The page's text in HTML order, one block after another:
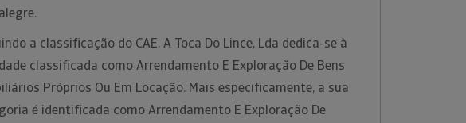
a classificação do CAE, A Toca Do Lince, Lda dedica-se à
classificada como Arrendamento E Exploração De Bens
Próprios Ou Em Locação. Mais especificamente, a sua
é identificada como Arrendamento E Exploração De